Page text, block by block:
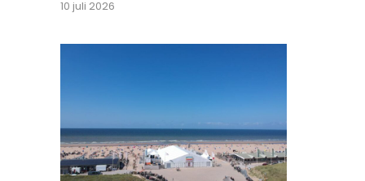
10 juli 2026